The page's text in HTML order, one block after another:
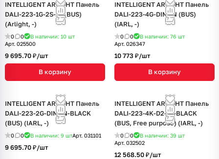
INTELLIGENT ARLIGHT Панель
DALI-223-1G-2S-IN (BUS)
(Arlight, -)
0 0 В наличии: 10 шт
Арт. 025500
9 695.70 ₽/шт
В корзину
INTELLIGENT ARLIGHT Панель
DALI-223-4G-DIM-IN (BUS)
(IARL, -)
0 0 В наличии: 76 шт
Арт. 026347
10 773 ₽/шт
В корзину
INTELLIGENT ARLIGHT Панель
DALI-223-2G-DIM-IN-BLACK
(BUS) (IARL, -)
0 0 В наличии: 9 штАрт. 031101
9 695.70 ₽/шт
INTELLIGENT ARLIGHT Панель
DALI-223-4K-D2-IN-BLACK
(BUS, Free purpose) (IARL, -)
0 0 В наличии: 39 шт
Арт. 032502
12 568.50 ₽/шт